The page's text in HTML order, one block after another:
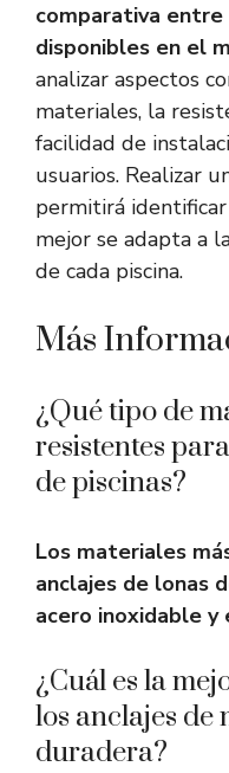
comparativa
disponibles en el
analizar aspectos
materiales, la
facilidad de
usuarios. Realizar
permitirá
mejor se adapta a
de cada piscina.
Más
¿Qué tipo de
resistentes
de piscinas?
Los materiales
anclajes de lonas
acero inoxidable y
¿Cuál es la
los anclajes de
duradera?